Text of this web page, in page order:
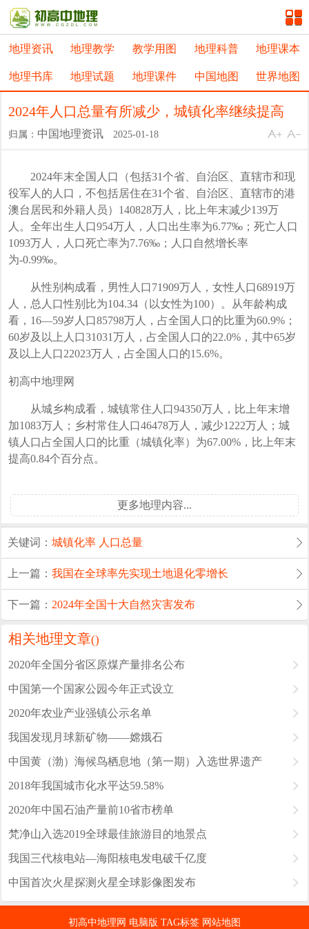
地理资讯 地理教学 教学用图 地理科普 地理课本
地理书库 地理试题 地理课件 中国地图 世界地图
2024年人口总量有所减少，城镇化率继续提高
归属： 中国地理资讯 2025-01-18
2024年末全国人口（包括31个省、自治区、直辖市和现
役军人的人口，不包括居住在31个省、自治区、直辖市的港
澳台居民和外籍人员）140828万人，比上年末减少139万
人。全年出生人口954万人，人口出生率为6.77‰；死亡人口
1093万人，人口死亡率为7.76‰；人口自然增长率
为-0.99‰。
从性别构成看，男性人口71909万人，女性人口68919万
人，总人口性别比为104.34（以女性为100）。从年龄构成
看，16—59岁人口85798万人，占全国人口的比重为60.9%；
60岁及以上人口31031万人，占全国人口的22.0%，其中65岁
及以上人口22023万人，占全国人口的15.6%。
初高中地理网
从城乡构成看，城镇常住人口94350万人，比上年末增
加1083万人；乡村常住人口46478万人，减少1222万人；城
镇人口占全国人口的比重（城镇化率）为67.00%，比上年末
提高0.84个百分点。
更多地理内容...
关键词：城镇化率 人口总量
上一篇：我国在全球率先实现土地退化零增长
下一篇： 2024年全国十大自然灾害发布
相关地理文章()
2020年全国分省区原煤产量排名公布
中国第一个国家公园今年正式设立
2020年农业产业强镇公示名单
我国发现月球新矿物——嫦娥石
中国黄（渤）海候鸟栖息地（第一期）入选世界遗产
2018年我国城市化水平达59.58%
2020年中国石油产量前10省市榜单
梵净山入选2019全球最佳旅游目的地景点
我国三代核电站—海阳核电发电破千亿度
中国首次火星探测火星全球影像图发布
初高中地理网 电脑版 TAG标签 网站地图